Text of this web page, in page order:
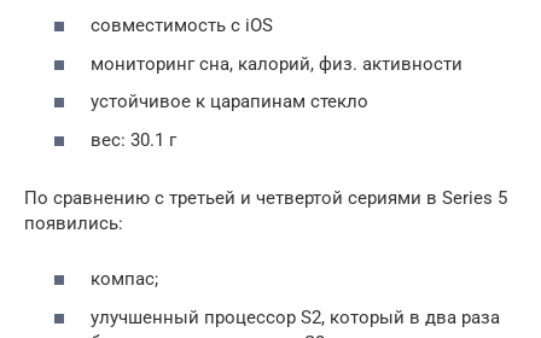
совместимость с iOS
мониторинг сна, калорий, физ. активности
устойчивое к царапинам стекло
вес: 30.1 г
По сравнению с третьей и четвертой сериями в Series 5
появились:
компас;
улучшенный процессор S2, который в два раза